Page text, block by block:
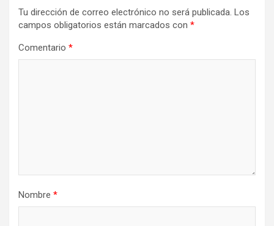
Tu dirección de correo electrónico no será publicada. Los
campos obligatorios están marcados con *
Comentario *
Nombre *